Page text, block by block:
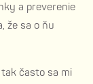
a preverenie
že sa o ňu
tak často sa mi